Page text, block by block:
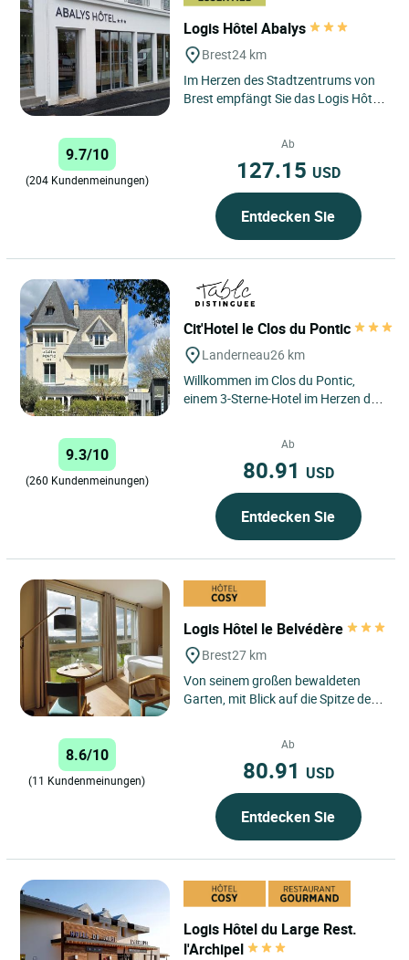
Logis Hôtel Abalys
Brest24 km
Im Herzen des Stadtzentrums von
Brest empfängt Sie das Logis Hôtel
9.7/10
(204 Kundenmeinungen)
Ab
127.15 USD
Entdecken Sie
Cit'Hotel le Clos du Pontic
Landerneau26 km
Willkommen im Clos du Pontic,
einem 3-Sterne-Hotel im Herzen des
9.3/10
(260 Kundenmeinungen)
Ab
80.91 USD
Entdecken Sie
Logis Hôtel le Belvédère
Brest27 km
Von seinem großen bewaldeten
Garten, mit Blick auf die Spitze des
8.6/10
(11 Kundenmeinungen)
Ab
80.91 USD
Entdecken Sie
Logis Hôtel du Large Rest.
l'Archipel